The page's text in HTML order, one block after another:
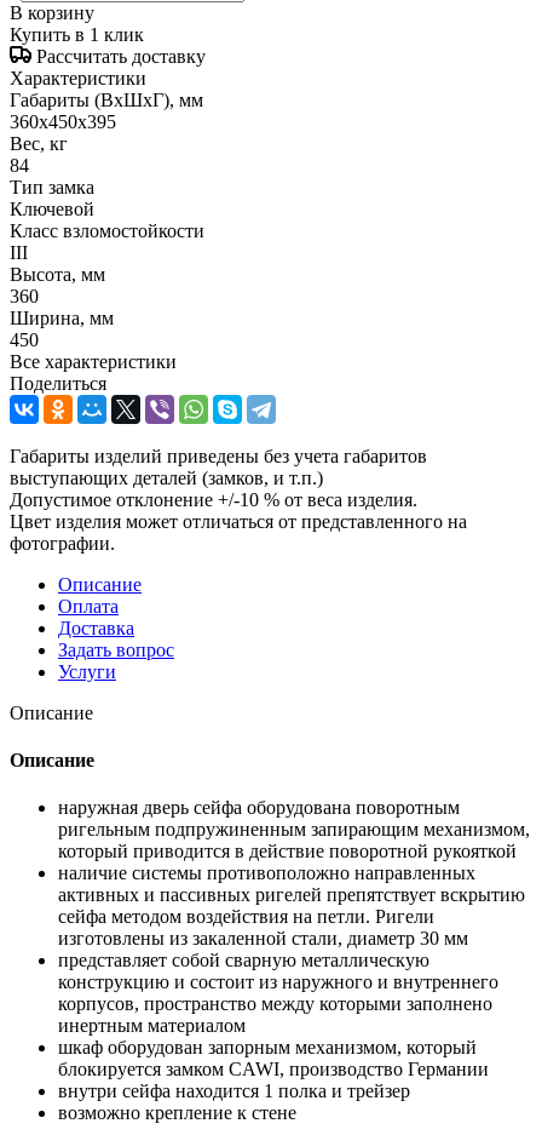
В корзину
Купить в 1 клик
Рассчитать доставку
Характеристики
Габариты (ВxШxГ), мм
360x450x395
Вес, кг
84
Тип замка
Ключевой
Класс взломостойкости
III
Высота, мм
360
Ширина, мм
450
Все характеристики
Поделиться
Габариты изделий приведены без учета габаритов
выступающих деталей (замков, и т.п.)
Допустимое отклонение +/-10 % от веса изделия.
Цвет изделия может отличаться от представленного на
фотографии.
Описание
Оплата
Доставка
Задать вопрос
Услуги
Описание
Описание
наружная дверь сейфа оборудована поворотным
ригельным подпружиненным запирающим механизмом,
который приводится в действие поворотной рукояткой
наличие системы противоположно направленных
активных и пассивных ригелей препятствует вскрытию
сейфа методом воздействия на петли. Ригели
изготовлены из закаленной стали, диаметр 30 мм
представляет собой сварную металлическую
конструкцию и состоит из наружного и внутреннего
корпусов, пространство между которыми заполнено
инертным материалом
шкаф оборудован запорным механизмом, который
блокируется замком CAWI, производство Германии
внутри сейфа находится 1 полка и трейзер
возможно крепление к стене